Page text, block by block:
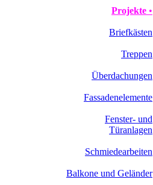
Projekte •
Briefkästen
Treppen
Überdachungen
Fassadenelemente
Fenster- und
Türanlagen
Schmiedearbeiten
Balkone und Geländer